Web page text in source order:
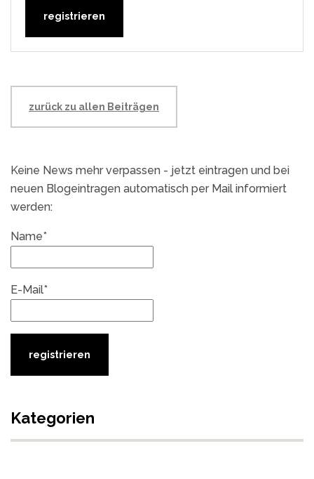
zurück zu allen Beiträgen
Keine News mehr verpassen - jetzt eintragen und bei
neuen Blogeintragen automatisch per Mail informiert
werden:
Name*
E-Mail*
Kategorien